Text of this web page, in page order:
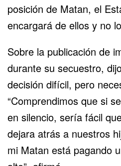
posición de Matan, el
encargará de ellos y no
Sobre la publicación de
durante su secuestro,
decisión difícil, pero
“Comprendimos que si
en silencio, sería fácil
dejara atrás a nuestros
mi Matan está pagando